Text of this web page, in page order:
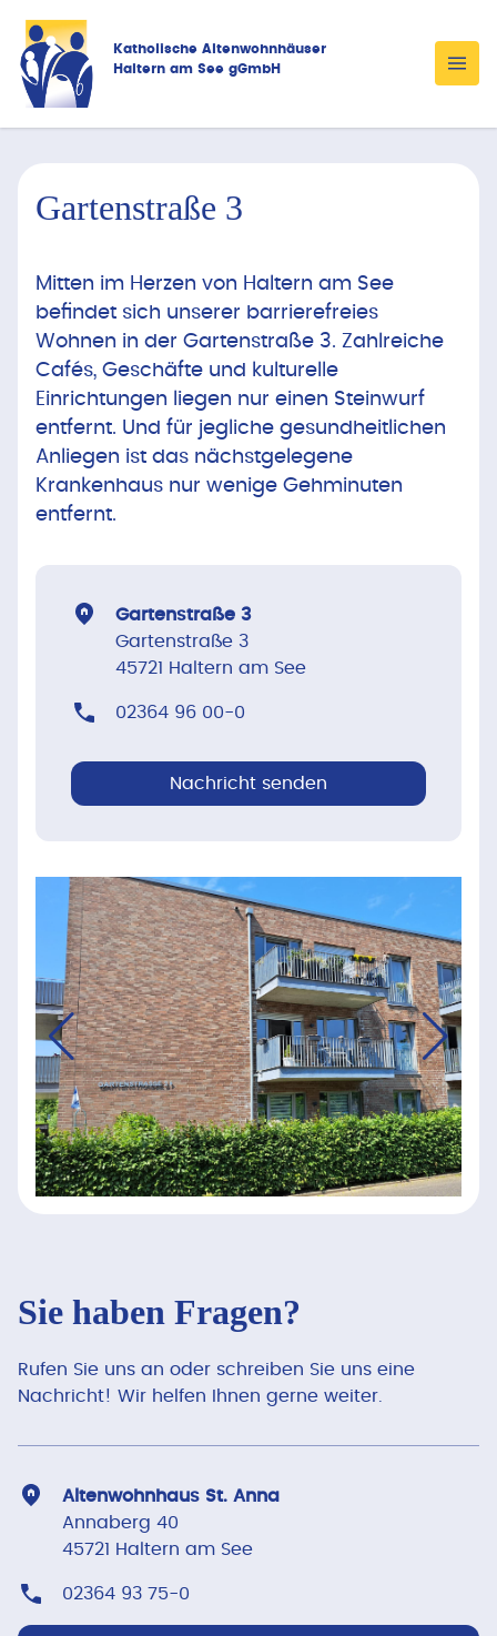
Katholische Altenwohnhäuser
Haltern am See gGmbH
Gartenstraße 3
Mitten im Herzen von Haltern am See
befindet sich unserer barrierefreies
Wohnen in der Gartenstraße 3. Zahlreiche
Cafés, Geschäfte und kulturelle
Einrichtungen liegen nur einen Steinwurf
entfernt. Und für jegliche gesundheitlichen
Anliegen ist das nächstgelegene
Krankenhaus nur wenige Gehminuten
entfernt.
Gartenstraße 3
Gartenstraße 3
45721 Haltern am See
02364 96 00-0
Nachricht senden
Sie haben Fragen?
Rufen Sie uns an oder schreiben Sie uns eine
Nachricht! Wir helfen Ihnen gerne weiter.
Altenwohnhaus St. Anna
Annaberg 40
45721 Haltern am See
02364 93 75-0